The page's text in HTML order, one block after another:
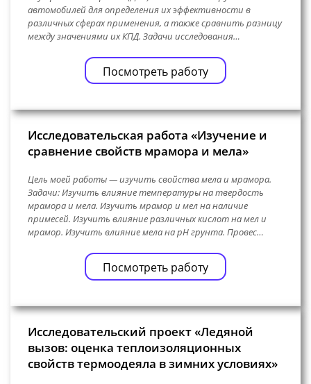
автомобилей для определения их эффективности в
различных сферах применения, а также сравнить разницу
между значениями их КПД. Задачи исследования…
Посмотреть работу
Исследовательская работа «Изучение и
сравнение свойств мрамора и мела»
Цель моей работы — изучить свойства мела и мрамора.
Задачи: Изучить влияние температуры на твердость
мрамора и мела. Изучить мрамор и мел на наличие
примесей. Изучить влияние различных кислот на мел и
мрамор. Изучить влияние мела на pH грунта. Провес…
Посмотреть работу
Исследовательский проект «Ледяной
вызов: оценка теплоизоляционных
свойств термоодеяла в зимних условиях»